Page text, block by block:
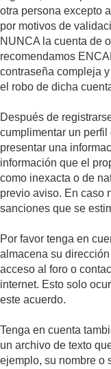
otra persona excepto
por motivos de
NUNCA la cuenta de
recomendamos
contraseña compleja
el robo de dicha
Después de
cumplimentar un
presentar una
información que el
como inexacta o de
previo aviso. En caso
sanciones que se
Por favor tenga en
almacena su
acceso al foro o
internet. Esto solo
este acuerdo.
Tenga en cuenta
un archivo de texto
ejemplo, su nombre o